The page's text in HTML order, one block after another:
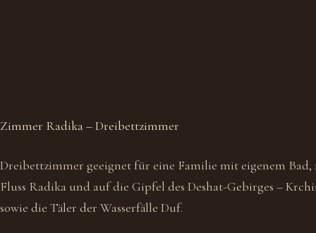
Zimmer Radika – Dreibettzimmer
Dreibettzimmer geeignet für eine Familie mit eigenem
Fluss Radika und auf die Gipfel des Deshat-Gebirges –
sowie die Täler der Wasserfälle Duf.